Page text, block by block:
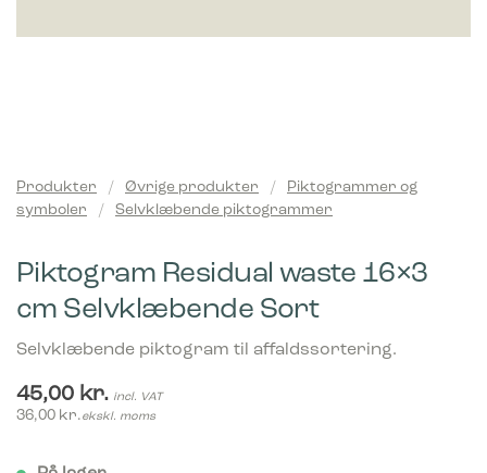
Produkter / Øvrige produkter /
Piktogrammer og
symboler
/ Selvklæbende piktogrammer
Piktogram Residual waste 16×3
cm Selvklæbende Sort
Selvklæbende piktogram til affaldssortering.
45,00 kr. incl. VAT
36,00 kr.ekskl. moms